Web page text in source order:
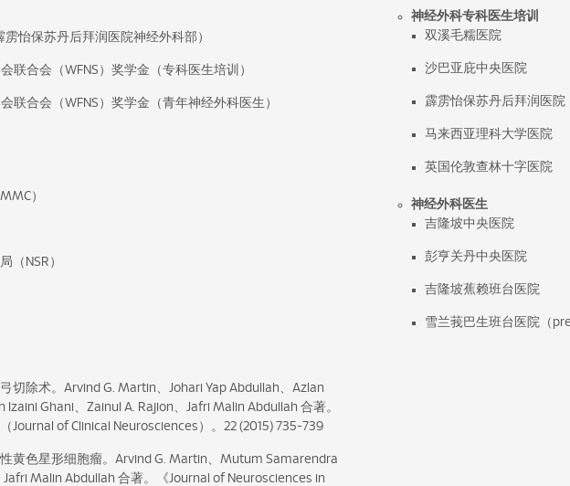
神经外科专科医生培训
双溪毛糯医院
沙巴亚庇中央医院
霹雳怡保苏丹后拜润医院
马来西亚理科大学医院
英国伦敦查林十字医院
神经外科医生
吉隆坡中央医院
彭亨关丹中央医院
吉隆坡蕉赖班台医院
雪兰莪巴生班台医院（
怡保苏丹后拜润医院神经外科部）
联合会（WFNS）奖学金（专科医生培训）
联合会（WFNS）奖学金（青年神经外科医生）
）
（NSR）
切除术。Arvind G. Martin、Johari Yap Abdullah、Azlan
Ghani、Zainul A. Rajion、Jafri Malin Abdullah 合著。
Journal of Clinical Neurosciences）。22 (2015) 735-739
黄色星形细胞瘤。Arvind G. Martin、Mutum Samarendra
Malin Abdullah 合著。《Journal of Neurosciences in